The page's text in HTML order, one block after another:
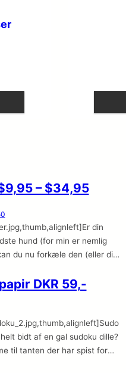
– $34,95
din
hund (for min er nemlig
du nu forkæle den (eller dig
De forskellige dele kan
DKR 59,-
bidt af en gal sudoku dille?
til tanten der har spist for